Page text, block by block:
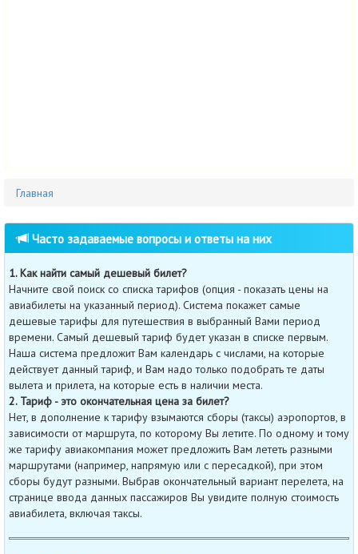
Главная
Часто задаваемые вопросы и ответы на них
1. Как найти самый дешевый билет?
Начните свой поиск cо списка тарифов (опция - показать цены на
авиабилеты на указанный период). Система покажет самые
дешевые тарифы для путешествия в выбранный Вами период
времени. Самый дешевый тариф будет указан в списке первым.
Наша система предложит Вам календарь с числами, на которые
действует данный тариф, и Вам надо только подобрать те даты
вылета и прилета, на которые есть в наличии места.
2. Тариф - это окончательная цена за билет?
Нет, в дополнение к тарифу взымаются сборы (таксы) аэропортов, в
зависимости от маршрута, по которому Вы летите. По одному и тому
же тарифу авиакомпания может предложить Вам лететь разными
маршрутами (например, напрямую или с пересадкой), при этом
сборы будут разными. Выбрав окончательный вариант перелета, на
странице ввода данных пассажиров Вы увидите полную стоимость
авиабилета, включая таксы.